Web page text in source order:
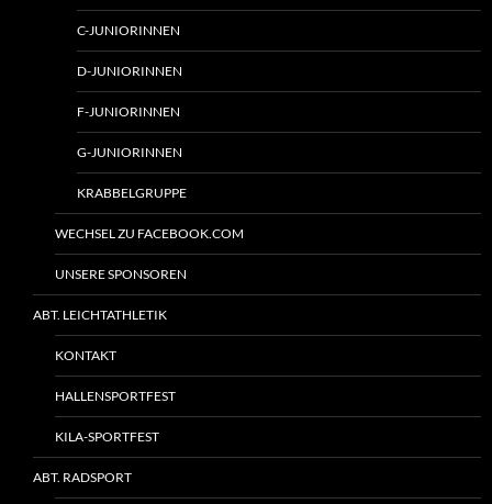
C-JUNIORINNEN
D-JUNIORINNEN
F-JUNIORINNEN
G-JUNIORINNEN
KRABBELGRUPPE
WECHSEL ZU FACEBOOK.COM
UNSERE SPONSOREN
ABT. LEICHTATHLETIK
KONTAKT
HALLENSPORTFEST
KILA-SPORTFEST
ABT. RADSPORT